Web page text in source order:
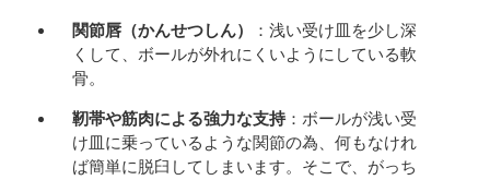
関節唇（かんせつしん）
：浅い受け皿を少し深
くして、ボールが外れにくいようにしている軟
骨。
靭帯や筋肉による強力な支持：ボールが浅い受
け皿に乗っているような関節の為、何もなけれ
ば簡単に脱臼してしまいます。そこで、がっち